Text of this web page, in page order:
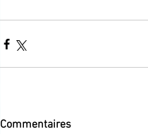
Commentaires